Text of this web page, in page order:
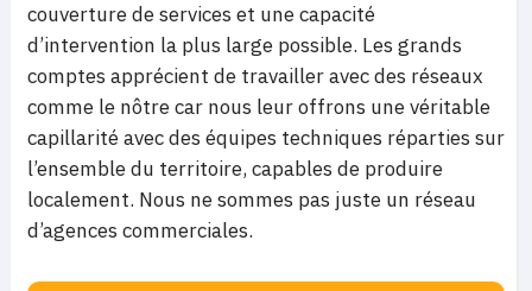
couverture de services et une capacité
d’intervention la plus large possible. Les grands
comptes apprécient de travailler avec des réseaux
comme le nôtre car nous leur offrons une véritable
capillarité avec des équipes techniques réparties sur
l’ensemble du territoire, capables de produire
localement. Nous ne sommes pas juste un réseau
d’agences commerciales.